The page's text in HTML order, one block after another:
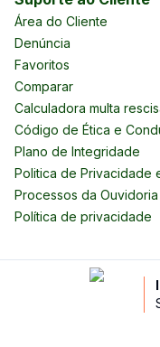
Área do Cliente
Denúncia
Favoritos
Comparar
Calculadora multa
Código de Ética e
Plano de Integridade
Politica de Privacidade
Processos da Ouvidoria
Política de privacidade